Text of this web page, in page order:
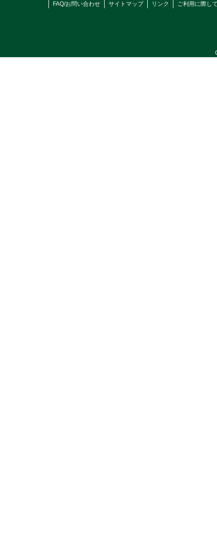
FAQ/お問い合わせ
サイトマップ リンク ご利用に際し